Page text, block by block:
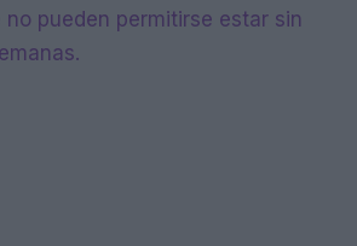
pueden permitirse estar sin